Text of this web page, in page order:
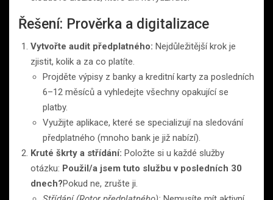
Řešení: Prověrka a digitalizace
Vytvořte audit předplatného: Nejdůležitější krok je
zjistit, kolik a za co platíte.
Projděte výpisy z banky a kreditní karty za posledních
6–12 měsíců a vyhledejte všechny opakující se
platby.
Využijte aplikace, které se specializují na sledování
předplatného (mnoho bank je již nabízí).
Kruté škrty a střídání: Položte si u každé služby
otázku: Použil/a jsem tuto službu v posledních 30
dnech?Pokud ne, zrušte ji.